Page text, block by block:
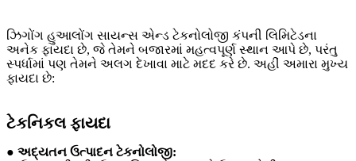
ઝિગોંગ હુઆલોંગ સાયન્સ એન્ડ ટેકનોલોજી કંપની લિમિટેડના
અનેક ફાયદા છે, જે તેમને બજારમાં મહત્વપૂર્ણ સ્થાન આપે છે, પરંતુ
સ્પર્ધામાં પણ તેમને અલગ દેખાવા માટે મદદ કરે છે. અહીં અમારા મુખ્ય
ફાયદા છે:
ટેકનિકલ ફાયદા
● અદ્યતન ઉત્પાદન ટેકનોલોજી: